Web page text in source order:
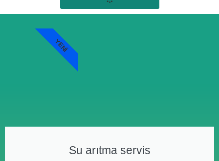
Su arıtma servis
YENI